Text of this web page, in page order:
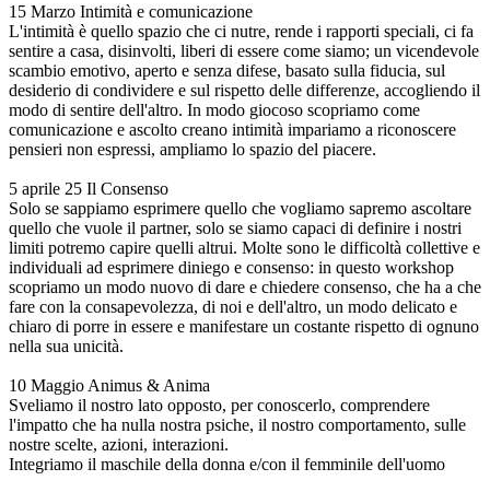
15 Marzo Intimità e comunicazione
L'intimità è quello spazio che ci nutre, rende i rapporti speciali, ci fa
sentire a casa, disinvolti, liberi di essere come siamo; un vicendevole
scambio emotivo, aperto e senza difese, basato sulla fiducia, sul
desiderio di condividere e sul rispetto delle differenze, accogliendo il
modo di sentire dell'altro. In modo giocoso scopriamo come
comunicazione e ascolto creano intimità impariamo a riconoscere
pensieri non espressi, ampliamo lo spazio del piacere.
5 aprile 25 Il Consenso
Solo se sappiamo esprimere quello che vogliamo sapremo ascoltare
quello che vuole il partner, solo se siamo capaci di definire i nostri
limiti potremo capire quelli altrui. Molte sono le difficoltà collettive e
individuali ad esprimere diniego e consenso: in questo workshop
scopriamo un modo nuovo di dare e chiedere consenso, che ha a che
fare con la consapevolezza, di noi e dell'altro, un modo delicato e
chiaro di porre in essere e manifestare un costante rispetto di ognuno
nella sua unicità.
10 Maggio Animus & Anima
Sveliamo il nostro lato opposto, per conoscerlo, comprendere
l'impatto che ha nulla nostra psiche, il nostro comportamento, sulle
nostre scelte, azioni, interazioni.
Integriamo il maschile della donna e/con il femminile dell'uomo